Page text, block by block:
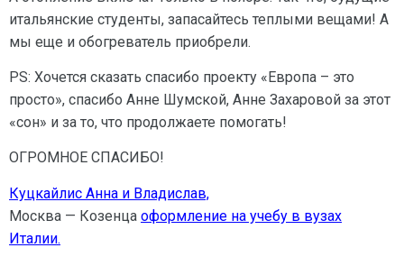
итальянские студенты, запасайтесь теплыми вещами! А
мы еще и обогреватель приобрели.
PS: Хочется сказать спасибо проекту «Европа – это
просто», спасибо Анне Шумской, Анне Захаровой за этот
«сон» и за то, что продолжаете помогать!
ОГРОМНОЕ СПАСИБО!
Куцкайлис Анна и Владислав,
Москва — Козенца оформление на учебу в вузах
Италии.